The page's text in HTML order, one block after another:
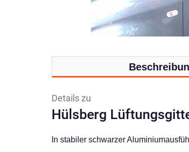
Details zu
Hülsberg
In stabiler schwarzer